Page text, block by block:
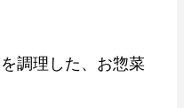
調理した、お惣菜